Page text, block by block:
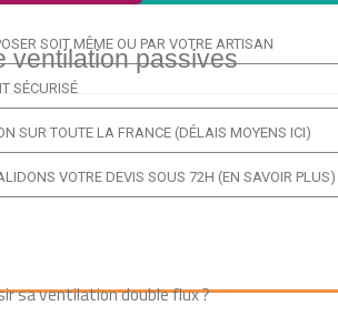
ventilation passives
sa ventilation double flux ?
SOIT MÊME OU PAR VOTRE ARTISAN
SÉCURISÉ
SUR TOUTE LA FRANCE (DÉLAIS MOYENS ICI)
VOTRE DEVIS SOUS 72H (EN SAVOIR PLUS)